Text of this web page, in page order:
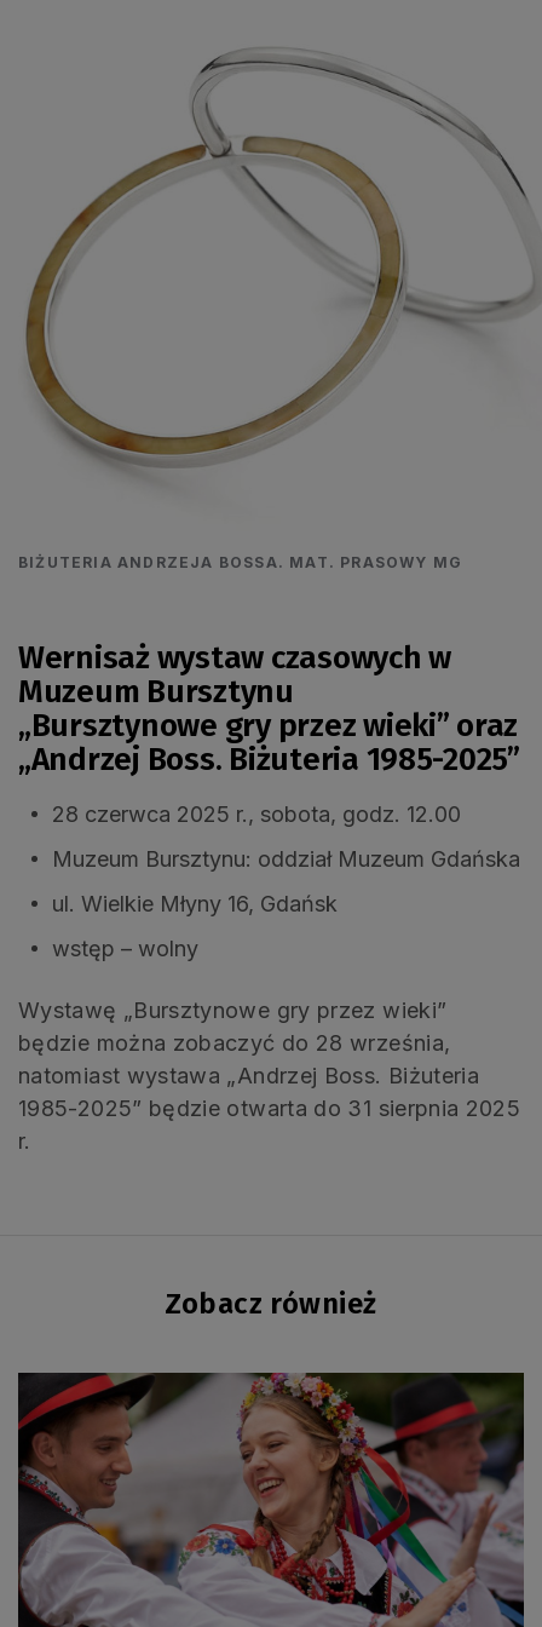
BIŻUTERIA ANDRZEJA BOSSA. MAT. PRASOWY MG
Wernisaż wystaw czasowych w
Muzeum Bursztynu
„Bursztynowe gry przez wieki” oraz
„Andrzej Boss. Biżuteria 1985-2025”
28 czerwca 2025 r., sobota, godz. 12.00
Muzeum Bursztynu: oddział Muzeum Gdańska
ul. Wielkie Młyny 16, Gdańsk
wstęp – wolny
Wystawę „Bursztynowe gry przez wieki”
będzie można zobaczyć do 28 września,
natomiast wystawa „Andrzej Boss. Biżuteria
1985-2025” będzie otwarta do 31 sierpnia 2025
r.
Zobacz również